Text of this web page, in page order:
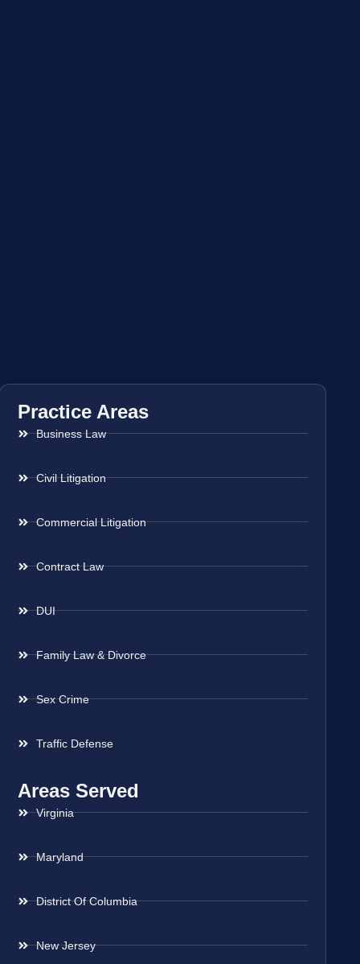
Practice Areas
Business Law
Civil Litigation
Commercial Litigation
Contract Law
DUI
Family Law & Divorce
Sex Crime
Traffic Defense
Areas Served
Virginia
Maryland
District Of Columbia
New Jersey